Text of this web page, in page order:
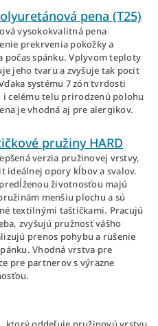
pena (T25)
vysokokvalitná pena
prekrvenia pokožky a
počas spánku. Vplyvom teploty
jeho tvaru a zvyšuje tak pocit
systému 7 zón tvrdosti
celému telu prirodzenú polohu
je vhodná aj pre alergikov.
pružiny HARD
verzia pružinovej vrstvy,
ideálnej opory kĺbov a svalov.
životnosťou majú
menšiu plochu a sú
textilnými taštičkami. Pracujú
zvyšujú pružnosť vášho
prenos pohybu a rušenie
Vhodná vrstva pre
pre partnerov s výrazne